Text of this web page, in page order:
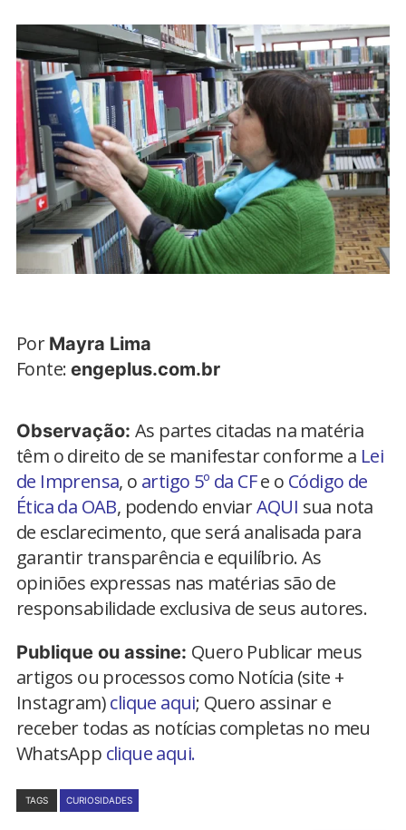
Por Mayra Lima
Fonte: engeplus.com.br
Observação: As partes citadas na matéria
têm o direito de se manifestar conforme a Lei
de Imprensa, o artigo 5º da CFe o Código de
Ética da OAB, podendo enviarAQUI sua nota
de esclarecimento, que será analisada para
garantir transparência e equilíbrio. As
opiniões expressas nas matérias são de
responsabilidade exclusiva de seus autores.
Publique ou assine: Quero Publicar meus
artigos ou processos como Notícia (site +
Instagram)clique aqui; Quero assinar e
receber todas as notícias completas no meu
WhatsApp clique aqui.
TAGS CURIOSIDADES